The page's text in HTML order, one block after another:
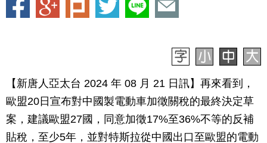
【新唐人亞太台 2024 年 08 月 21 日訊】再來看到，
歐盟20日宣布對中國製電動車加徵關稅的最終決定草
案，建議歐盟27國，同意加徵17%至36%不等的反補
貼稅，至少5年，並對特斯拉從中國出口至歐盟的電動